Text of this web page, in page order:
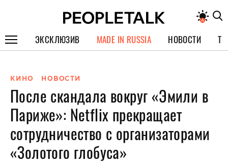
ЭКСКЛЮЗИВ
СПЕЦПРОЕКТЫ
ИНТЕРВЬЮ
ПОКОЛЕНИЕ
MADE IN RUSSIA НОВОСТИ
КИНО НОВОСТИ
После скандала вокруг «Эмили в
Париже»: Netflix прекращает
сотрудничество с организаторами
«Золотого глобуса»